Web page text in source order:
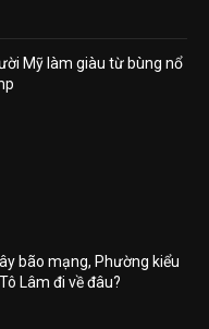
Mỹ làm giàu từ bùng nổ
bão mạng, Phường kiểu
Lâm đi về đâu?